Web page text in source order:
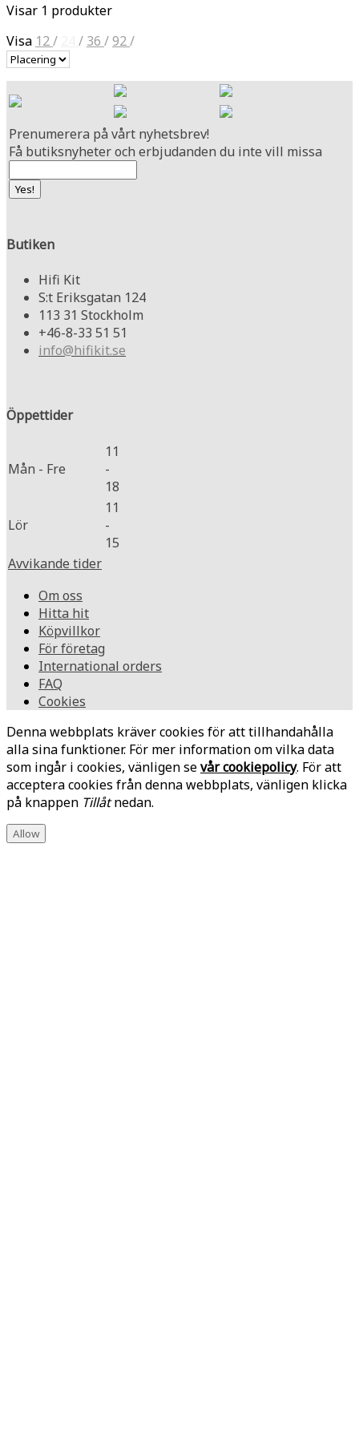
Visar 1 produkter
Visa 12/ / 36 /92/
Prenumerera på vårt nyhetsbrev!
Få butiksnyheter och erbjudanden du inte vill missa
Butiken
Hifi Kit
S:t Eriksgatan 124
113 31 Stockholm
+46-8-33 51 51
info@hifikit.se
Öppettider
Mån - Fre
11
-
18
Lör
11
-
15
Avvikande tider
Om oss
Hitta hit
Köpvillkor
För företag
International orders
FAQ
Cookies
Denna webbplats kräver cookies för att tillhandahålla
alla sina funktioner. För mer information om vilka data
som ingår i cookies, vänligen sevår cookiepolicy. För att
acceptera cookies från denna webbplats, vänligen klicka
på knappen Tillåtnedan.
Allow